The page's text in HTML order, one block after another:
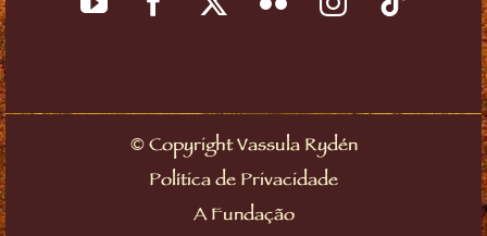
©Copyright Vassula Rydén
Política de Privacidade
A Fundação